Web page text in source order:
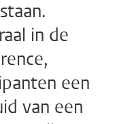
in de
een
van een